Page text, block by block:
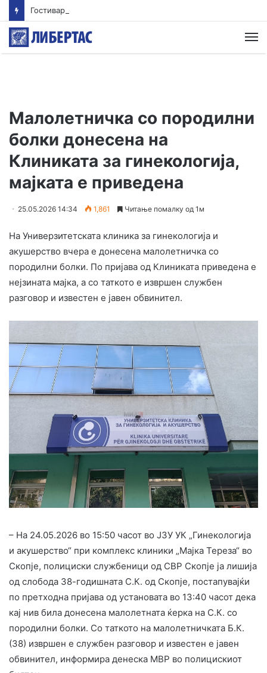
Гостиварци и натаму без пивка вода
Малолетничка со породилни
болки донесена на
Клиниката за гинекологија,
мајката е приведена
25.05.2026 14:34 1,861 Читање помалку од 1м
На Универзитетската клиника за гинекологија и
акушерство вчера е донесена малолетничка со
породилни болки. По пријава од Клиниката приведена е
нејзината мајка, а со таткото е извршен службен
разговор и известен е јавен обвинител.
– На 24.05.2026 во 15:50 часот во ЈЗУ УК „Гинекологија
и акушерство“ при комплекс клиники „Мајка Тереза“ во
Скопје, полициски службеници од СВР Скопје ја лишија
од слобода 38-годишната С.К. од Скопје, постапувајќи
по претходна пријава од установата во 13:40 часот дека
кај нив била донесена малолетната ќерка на С.К. со
породилни болки. Со таткото на малолетничката Б.К.
(38) извршен е службен разговор и известен е јавен
обвинител, информира денеска МВР во полицискиот